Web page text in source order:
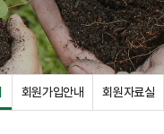
회원가입안내 회원자료실